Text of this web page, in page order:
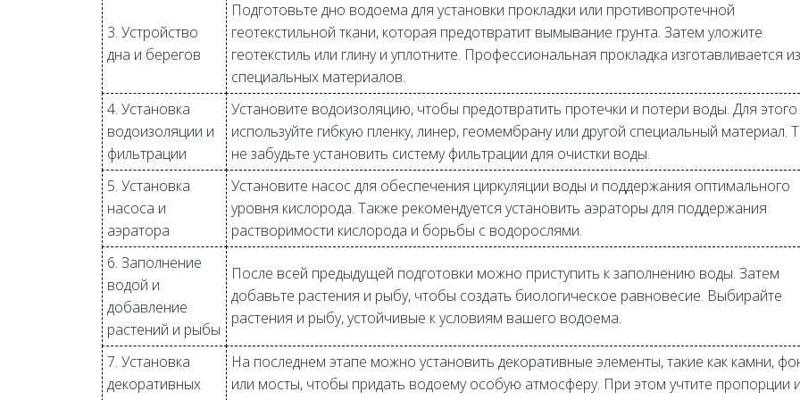
3. Устройство
дна и берегов
Подготовьте дно водоема для установки прокладки или противопротечной
геотекстильной ткани, которая предотвратит вымывание грунта. Затем уложите
геотекстиль или глину и уплотните. Профессиональная прокладка изготавливается из
специальных материалов.
4. Установка
водоизоляции и
фильтрации
Установите водоизоляцию, чтобы предотвратить протечки и потери воды. Для этого
используйте гибкую пленку, линер, геомембрану или другой специальный материал.
не забудьте установить систему фильтрации для очистки воды.
5. Установка
насоса и
аэратора
Установите насос для обеспечения циркуляции воды и поддержания оптимального
уровня кислорода. Также рекомендуется установить аэраторы для поддержания
растворимости кислорода и борьбы с водорослями.
6. Заполнение
водой и
добавление
растений и рыбы
После всей предыдущей подготовки можно приступить к заполнению воды. Затем
добавьте растения и рыбу, чтобы создать биологическое равновесие. Выбирайте
растения и рыбу, устойчивые к условиям вашего водоема.
7. Установка
декоративных
На последнем этапе можно установить декоративные элементы, такие как камни,
или мосты, чтобы придать водоему особую атмосферу. При этом учтите пропорции и